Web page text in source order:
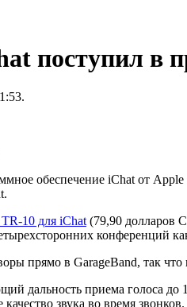
поступил в
обеспечение iChat от
10 для iChat (79,90 долларов
конференций
прямо в GarageBand, так
дальность приема голоса до
звука во время звонков.